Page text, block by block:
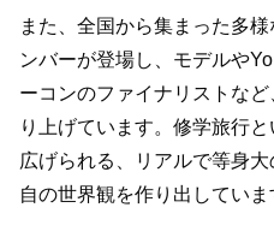
また、全国から集まった多
ンバーが登場し、モデルや
ーコンのファイナリストな
り上げています。修学旅行
広げられる、リアルで等身
自の世界観を作り出していま